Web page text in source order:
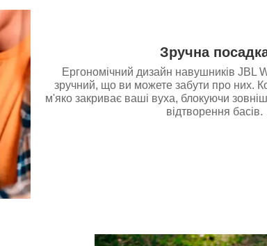
Зручна
Ергономічний дизайн навушників JBL
зручний, що ви можете забути про них.
м'яко закриває ваші вуха, блокуючи
відтворення басів.